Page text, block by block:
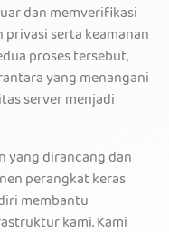
dan memverifikasi
serta keamanan
proses tersebut,
yang menangani
server menjadi
yang dirancang dan
perangkat keras
membantu
kami. Kami